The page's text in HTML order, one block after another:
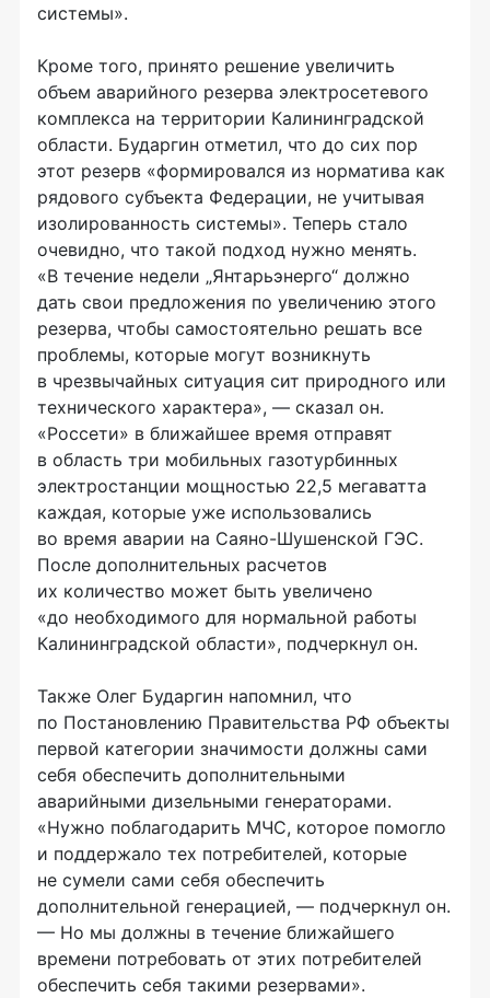
системы».
Кроме того, принято решение увеличить
объем аварийного резерва электросетевого
комплекса на территории Калининградской
области. Бударгин отметил, что до сих пор
этот резерв «формировался из норматива как
рядового субъекта Федерации, не учитывая
изолированность системы». Теперь стало
очевидно, что такой подход нужно менять.
«В течение недели „Янтарьэнерго“ должно
дать свои предложения по увеличению этого
резерва, чтобы самостоятельно решать все
проблемы, которые могут возникнуть
в чрезвычайных ситуация сит природного или
технического характера», — сказал он.
«Россети» в ближайшее время отправят
в область три мобильных газотурбинных
электростанции мощностью 22,5 мегаватта
каждая, которые уже использовались
во время аварии на Саяно-Шушенской ГЭС.
После дополнительных расчетов
их количество может быть увеличено
«до необходимого для нормальной работы
Калининградской области», подчеркнул он.
Также Олег Бударгин напомнил, что
по Постановлению Правительства РФ объекты
первой категории значимости должны сами
себя обеспечить дополнительными
аварийными дизельными генераторами.
«Нужно поблагодарить МЧС, которое помогло
и поддержало тех потребителей, которые
не сумели сами себя обеспечить
дополнительной генерацией, — подчеркнул он.
— Но мы должны в течение ближайшего
времени потребовать от этих потребителей
обеспечить себя такими резервами».